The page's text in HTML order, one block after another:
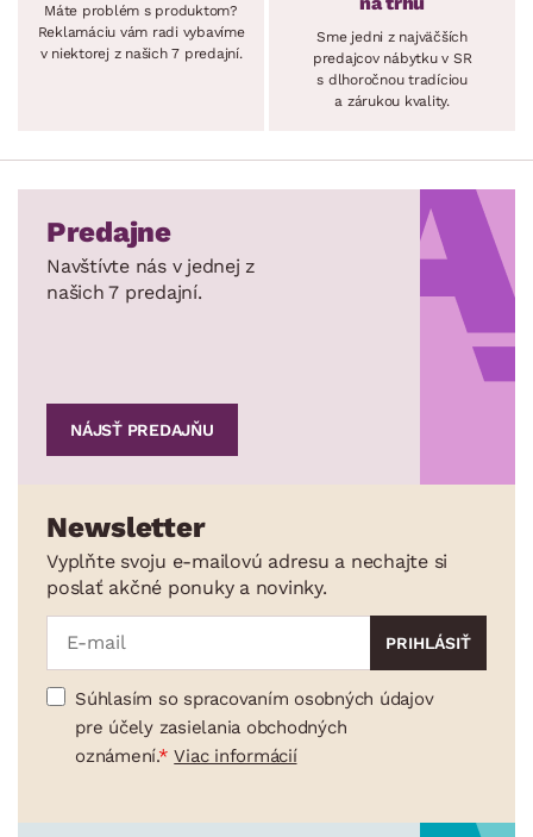
Máte problém s produktom?
Reklamáciu vám radi vybavíme
v niektorej z našich 7 predajní.
Sme jedni z najväčších
predajcov nábytku v SR
s dlhoročnou tradíciou
a zárukou kvality.
Predajne
Navštívte nás v jednej z
našich 7 predajní.
NÁJSŤ PREDAJŇU
Newsletter
Vyplňte svoju e-mailovú adresu a nechajte si
poslať akčné ponuky a novinky.
Súhlasím so spracovaním osobných údajov
pre účely zasielania obchodných
oznámení.
Viac informácií